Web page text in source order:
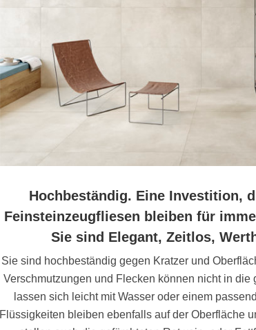
Hochbeständig. Eine Investition,
Feinsteinzeugfliesen bleiben für
Sie sind Elegant, Zeitlos,
Sie sind hochbeständig gegen Kratzer und
Verschmutzungen und Flecken können nicht in
lassen sich leicht mit Wasser oder einem
Flüssigkeiten bleiben ebenfalls auf der Oberfläche